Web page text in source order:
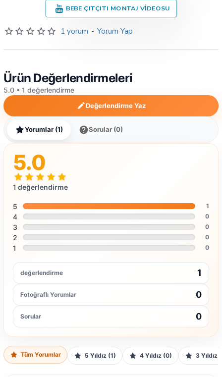
1 yorum - Yorum Yap
BEBE ÇITÇITI MONTAJ VIDEOSU
Ürün Değerlendirmeleri
5.0 • 1 değerlendirme
Değerlendirme Yaz
Yorumlar (1) Sorular (0)
5.0
1 değerlendirme
5 1
4 0
3 0
2 0
1 0
değerlendirme 1
Fotoğraflı Yorumlar 0
Sorular 0
Tüm Yorumlar 5 Yıldız (1) 4 Yıldız (0) 3 Yıldız